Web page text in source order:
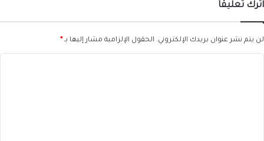
اترك تعليقاً
لن يتم نشر عنوان بريدك الإلكتروني. الحقول الإلزامية مشار إليها بـ *